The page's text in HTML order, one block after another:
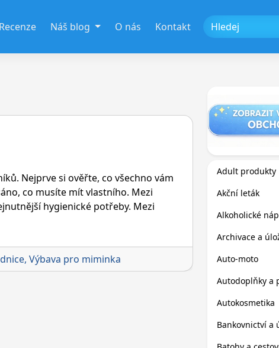
Recenze Náš blog O nás Kontakt
Nejprve si ověřte, co všechno vám
co musíte mít vlastního. Mezi
hygienické potřeby. Mezi
, Výbava pro miminka
Adult produkty
Akční leták
Alkoholické
Archivace a
Auto-moto
Autodoplňky a
Autokosmetika
Bankovnictví a